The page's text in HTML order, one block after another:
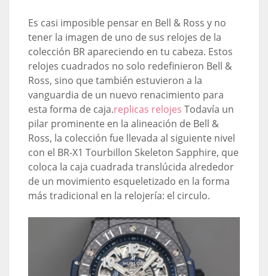
Es casi imposible pensar en Bell & Ross y no
tener la imagen de uno de sus relojes de la
colección BR apareciendo en tu cabeza. Estos
relojes cuadrados no solo redefinieron Bell &
Ross, sino que también estuvieron a la
vanguardia de un nuevo renacimiento para
esta forma de caja.replicas relojes Todavía un
pilar prominente en la alineación de Bell &
Ross, la colección fue llevada al siguiente nivel
con el BR-X1 Tourbillon Skeleton Sapphire, que
coloca la caja cuadrada translúcida alrededor
de un movimiento esqueletizado en la forma
más tradicional en la relojería: el circulo.